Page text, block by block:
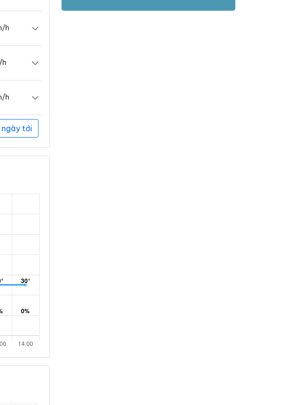
h
h
h
ngày tới